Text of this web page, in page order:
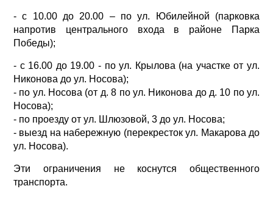
- с 10.00 до 20.00 – по ул. Юбилейной (парковка
напротив центрального входа в районе Парка
Победы);
- с 16.00 до 19.00 - по ул. Крылова (на участке от ул.
Никонова до ул. Носова);
- по ул. Носова (от д. 8 по ул. Никонова до д. 10 по ул.
Носова);
- по проезду от ул. Шлюзовой, 3 до ул. Носова;
- выезд на набережную (перекресток ул. Макарова до
ул. Носова).
Эти ограничения не коснутся общественного
транспорта.